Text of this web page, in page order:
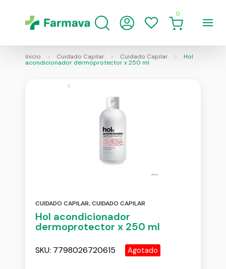
0
Inicio Cuidado Capilar Cuidado Capilar Hol
acondicionador dermoprotector x 250 ml
CUIDADO CAPILAR,CUIDADO CAPILAR
Hol acondicionador
dermoprotector x 250 ml
SKU: 7798026720615 Agotado